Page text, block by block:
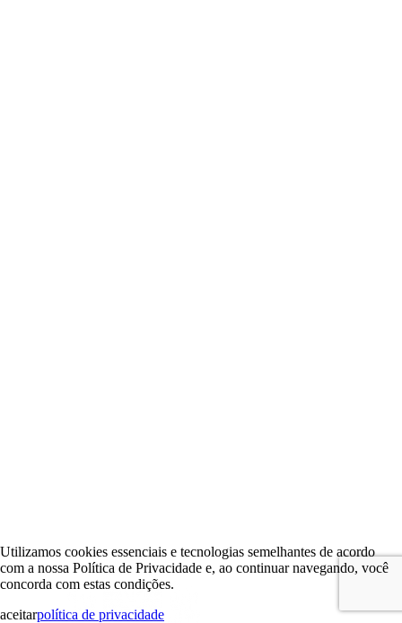
Utilizamos cookies essenciais e tecnologias semelhantes de acordo
com a nossa Política de Privacidade e, ao continuar navegando, você
concorda com estas condições.
aceitarpolítica de privacidade